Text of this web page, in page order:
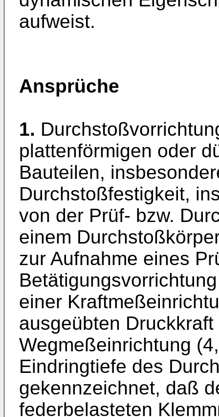
aufweist.
Ansprüche
1.
plattenförmigen oder
Bauteilen,
Durchstoßfestigkeit,
von der Prüf- bzw.
einem
zur Aufnahme eines
einer
ausgeübten
Wegmeßeinrichtung
Eindringtiefe des
gekennzeichnet, daß
federbelasteten